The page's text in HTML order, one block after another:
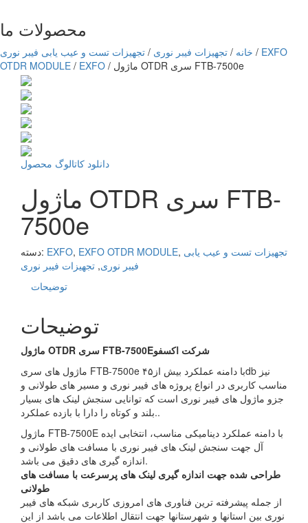
محصولات ما
خانه / تجهیزات فیبر نوری / تجهیزات تست و عیب یابی فیبر نوری / EXFO
OTDR MODULE / EXFO / ماژول OTDR سری FTB-7500e
دانلود کاتالوگ محصول
ماژول OTDR سری FTB-
7500e
دسته: EXFO, EXFO OTDR MODULE, تجهیزات تست و عیب یابی
فیبر نوری, تجهیزات فیبر نوری
توضیحات
توضیحات
ماژول OTDR سری FTB-7500Eشرکت اکسفو
ماژول های سری FTB-7500e با دامنه عملکرد بیش از۴۵db نیز
مناسب کاربری در انواع پروژه های فیبر نوری و مسیر های طولانی و
جزو ماژول های فیبر نوری است که توانایی سنجش لینک های بسیار
بلند و کوتاه را دارا با بازده عملکرد..
ماژول FTB-7500E با دامنه عملکرد دینامیکی مناسب، انتخابی ایده
آل جهت سنجش لینک های فیبر نوری با مسافت های طولانی و
اندازه گیری های دقیق می باشد.
طراحی شده جهت اندازه گیری لینک های پرسرعت با مسافت های
طولانی
از جمله پیشرفته ترین فناوری های امروزی کاربری شبکه های فیبر
نوری بین استانها و شهرستانها جهت انتقال اطلاعات می باشد از این